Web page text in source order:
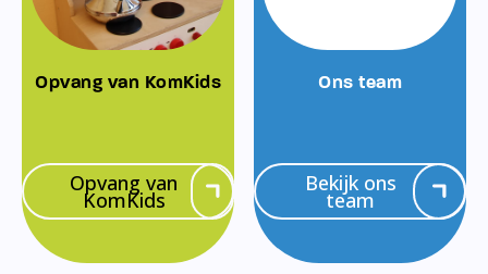
Opvang van KomKids
Opvang van
KomKids
Ons team
Bekijk ons
team